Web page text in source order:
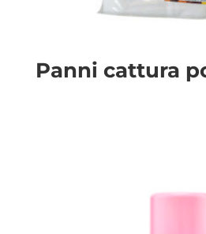
Panni cattura